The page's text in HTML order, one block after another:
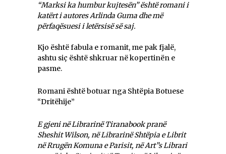
“Marksi ka humbur kujtesën” është romani i
katërt i autores Arlinda Guma dhe më
përfaqësuesi i letërsisë së saj.
Kjo është fabula e romanit, me pak fjalë,
ashtu siç është shkruar në kopertinën e
pasme.
Romani është botuar nga Shtëpia Botuese
“Dritëhije”
E gjeni në Librarinë Tiranabook pranë
Sheshit Wilson, në Librarinë Shtëpia e Librit
në Rrugën Komuna e Parisit, në Art”s Librari